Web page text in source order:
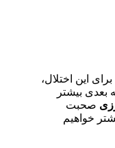
این اختلال،
بعدی بیشتر
صحبت
خواهیم